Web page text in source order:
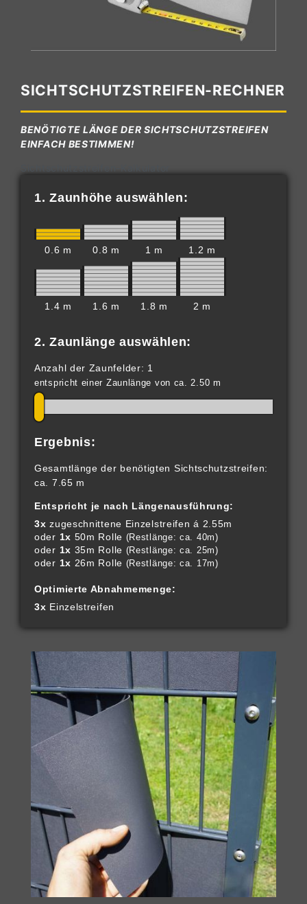
SICHTSCHUTZSTREIFEN-RECHNER
BENÖTIGTE LÄNGE DER SICHTSCHUTZSTREIFEN
EINFACH BESTIMMEN!
1. Zaunhöhe auswählen:
0.6 m 0.8 m 1 m 1.2 m
1.4 m 1.6 m 1.8 m 2 m
2. Zaunlänge auswählen:
Anzahl der Zaunfelder: 1
entspricht einer Zaunlänge von ca. 2.50 m
Ergebnis:
Gesamtlänge der benötigten Sichtschutzstreifen:
ca. 7.65 m
Entspricht je nach Längenausführung:
3x zugeschnittene Einzelstreifen á 2.55m
oder 1x 50m Rolle (Restlänge: ca. 40m)
oder 1x 35m Rolle (Restlänge: ca. 25m)
oder 1x 26m Rolle (Restlänge: ca. 17m)
Optimierte Abnahmemenge:
3x Einzelstreifen